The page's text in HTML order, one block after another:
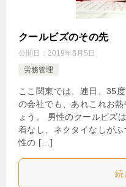
クールビズのその先
公開日： 2019年8月5日
労務管理
ここ関東では、連日、35
の会社でも、あれこれお
ょう。 男性のクールビズ
着なし、ネクタイなしが
性の […]
続